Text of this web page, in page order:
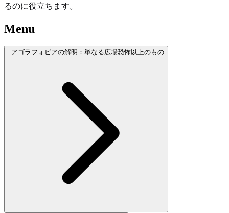
るのに役立ちます。
Menu
アゴラフォビアの解明：単なる広場恐怖以上のもの